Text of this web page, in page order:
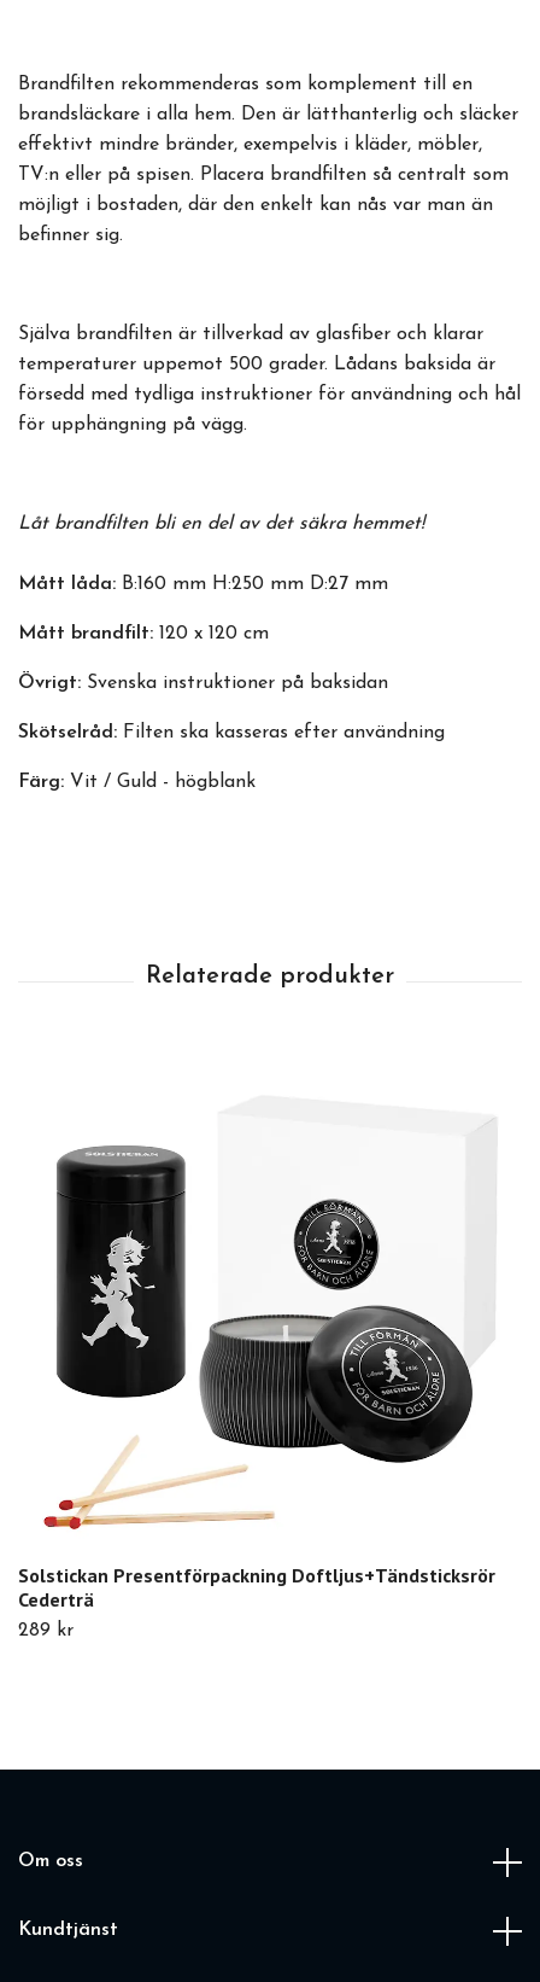
Brandfilten rekommenderas som komplement till en
brandsläckare i alla hem. Den är lätthanterlig och släcker
effektivt mindre bränder, exempelvis i kläder, möbler,
TV:n eller på spisen. Placera brandfilten så centralt som
möjligt i bostaden, där den enkelt kan nås var man än
befinner sig.
Själva brandfilten är tillverkad av glasfiber och klarar
temperaturer uppemot 500 grader. Lådans baksida är
försedd med tydliga instruktioner för användning och hål
för upphängning på vägg.
Låt brandfilten bli en del av det säkra hemmet!
Mått låda: B:160 mm H:250 mm D:27 mm
Mått brandfilt: 120 x 120 cm
Övrigt: Svenska instruktioner på baksidan
Skötselråd: Filten ska kasseras efter användning
Färg: Vit / Guld - högblank
Solstickan Presentförpackning Doftljus+Tändsticksrör
Cederträ
289 kr
Om oss
Kundtjänst